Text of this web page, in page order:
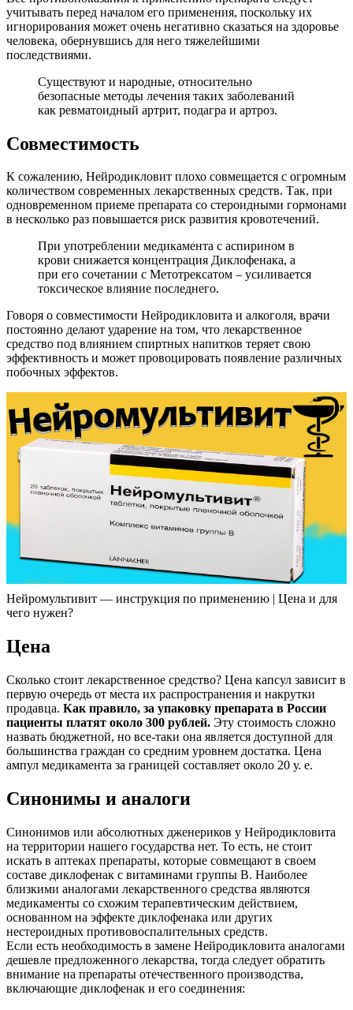
учитывать перед началом его применения, поскольку их
игнорирования может очень негативно сказаться на здоровье
человека, обернувшись для него тяжелейшими
последствиями.
Существуют и народные, относительно
безопасные методы лечения таких заболеваний
как ревматоидный артрит, подагра и артроз.
Совместимость
К сожалению, Нейродикловит плохо совмещается с огромным
количеством современных лекарственных средств. Так, при
одновременном приеме препарата со стероидными гормонами
в несколько раз повышается риск развития кровотечений.
При употреблении медикамента с аспирином в
крови снижается концентрация Диклофенака, а
при его сочетании с Метотрексатом – усиливается
токсическое влияние последнего.
Говоря о совместимости Нейродикловита и алкоголя, врачи
постоянно делают ударение на том, что лекарственное
средство под влиянием спиртных напитков теряет свою
эффективность и может провоцировать появление различных
побочных эффектов.
Нейромультивит — инструкция по применению | Цена и для
чего нужен?
Цена
Сколько стоит лекарственное средство? Цена капсул зависит в
первую очередь от места их распространения и накрутки
продавца. Как правило, за упаковку препарата в России
пациенты платят около 300 рублей. Эту стоимость сложно
назвать бюджетной, но все-таки она является доступной для
большинства граждан со средним уровнем достатка. Цена
ампул медикамента за границей составляет около 20 у. е.
Синонимы и аналоги
Синонимов или абсолютных дженериков у Нейродикловита
на территории нашего государства нет. То есть, не стоит
искать в аптеках препараты, которые совмещают в своем
составе диклофенак с витаминами группы В. Наиболее
близкими аналогами лекарственного средства являются
медикаменты со схожим терапевтическим действием,
основанном на эффекте диклофенака или других
нестероидных противовоспалительных средств.
Если есть необходимость в замене Нейродикловита аналогами
дешевле предложенного лекарства, тогда следует обратить
внимание на препараты отечественного производства,
включающие диклофенак и его соединения: